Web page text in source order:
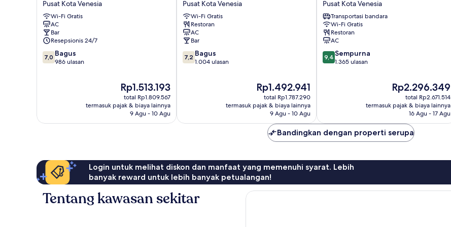
Pusat
Kota
Venesia
Pusat Kota Venesia
Wi-Fi Gratis
AC
Bar
Resepsionis 24/7
7.0
dari
7,0 Bagus
986 ulasan
Harga
sekarang
Rp1.513.193
Rp1.513.193
total Rp1.809.567
termasuk pajak & biaya lainnya
9 Agu - 10 Agu
Zulian
Pusat
Kota
Venesia
Pusat Kota Venesia
Wi-Fi Gratis
Restoran
AC
Bar
7.2
dari
7,2 Bagus
1.004 ulasan
Harga
sekarang
Rp1.492.941
Rp1.492.941
total Rp1.787.290
termasuk pajak & biaya lainnya
9 Agu - 10 Agu
Pusat
Kota
Venesia
Pusat Kota Venesia
Transportasi bandara
Wi-Fi Gratis
Restoran
AC
9.4
dari
9,4 Sempurna
1.365 ulasan
Harga
sekarang
Rp2.296.349
Rp2.296.349
total Rp2.671.514
termasuk pajak & biaya lainnya
16 Agu - 17 Agu
Bandingkan dengan properti serupa
Login untuk melihat diskon dan manfaat yang memenuhi syarat. Lebih
banyak reward untuk lebih banyak petualangan!
Tentang kawasan sekitar